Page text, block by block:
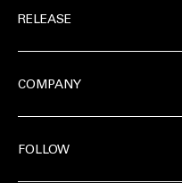
RELEASE
COMPANY
FOLLOW